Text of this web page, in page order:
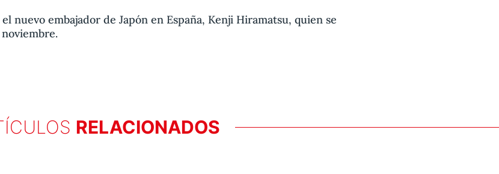
nuevo embajador de Japón en España, Kenji Hiramatsu, quien se
RELACIONADOS